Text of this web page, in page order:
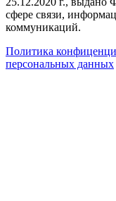
сфере связи,
коммуникаций.
Политика
персональных данных